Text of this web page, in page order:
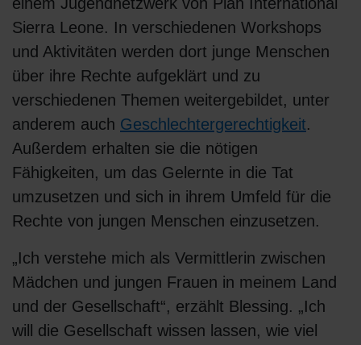
Sierra Leone. In verschiedenen Workshops
und Aktivitäten werden dort junge Menschen
über ihre Rechte aufgeklärt und zu
verschiedenen Themen weitergebildet, unter
anderem auch Geschlechtergerechtigkeit.
Außerdem erhalten sie die nötigen
Fähigkeiten, um das Gelernte in die Tat
umzusetzen und sich in ihrem Umfeld für die
Rechte von jungen Menschen einzusetzen.
„Ich verstehe mich als Vermittlerin zwischen
Mädchen und jungen Frauen in meinem Land
und der Gesellschaft“, erzählt Blessing. „Ich
will die Gesellschaft wissen lassen, wie viel